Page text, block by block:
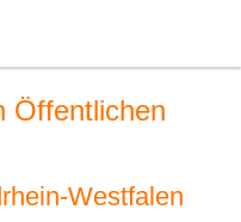
Öffentlichen
Westfalen